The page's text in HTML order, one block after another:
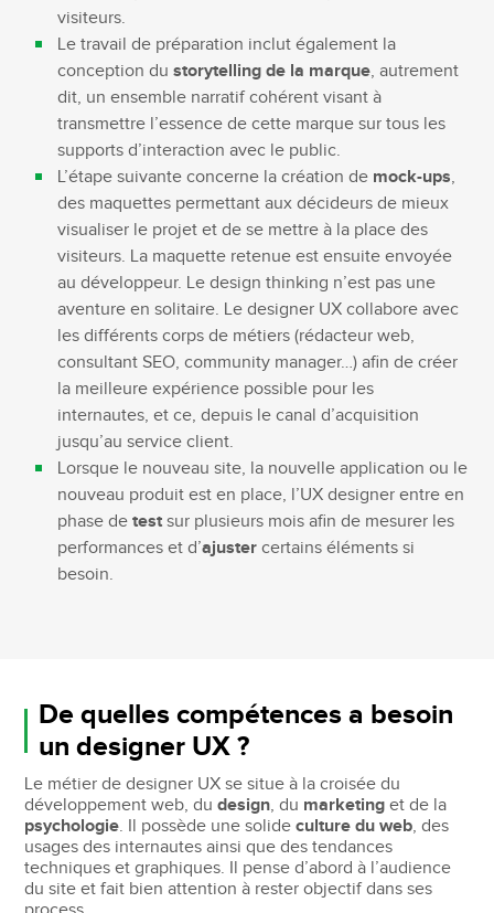
visiteurs.
Le travail de préparation inclut également la
conception dustorytelling de la marque, autrement
dit, un ensemble narratif cohérent visant à
transmettre l’essence de cette marque sur tous les
supports d’interaction avec le public.
L’étape suivante concerne la création de mock-ups,
des maquettes permettant aux décideurs de mieux
visualiser le projet et de se mettre à la place des
visiteurs. La maquette retenue est ensuite envoyée
au développeur. Le design thinking n’est pas une
aventure en solitaire. Le designer UX collabore avec
les différents corps de métiers (rédacteur web,
consultant SEO, community manager…) afin de créer
la meilleure expérience possible pour les
internautes, et ce, depuis le canal d’acquisition
jusqu’au service client.
Lorsque le nouveau site, la nouvelle application ou le
nouveau produit est en place, l’UX designer entre en
phase detest sur plusieurs mois afin de mesurer les
performances et d’ajustercertains éléments si
besoin.
De quelles compétences a besoin
un designer UX ?
Le métier de designer UX se situe à la croisée du
développement web, dudesign, du marketing et de la
psychologie. Il possède une solideculture du web, des
usages des internautes ainsi que des tendances
techniques et graphiques. Il pense d’abord à l’audience
du site et fait bien attention à rester objectif dans ses